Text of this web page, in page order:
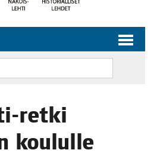
ret­ki
koululle